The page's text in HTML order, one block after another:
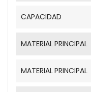
CAPACIDAD
MATERIAL PRINCIPAL
MATERIAL PRINCIPAL